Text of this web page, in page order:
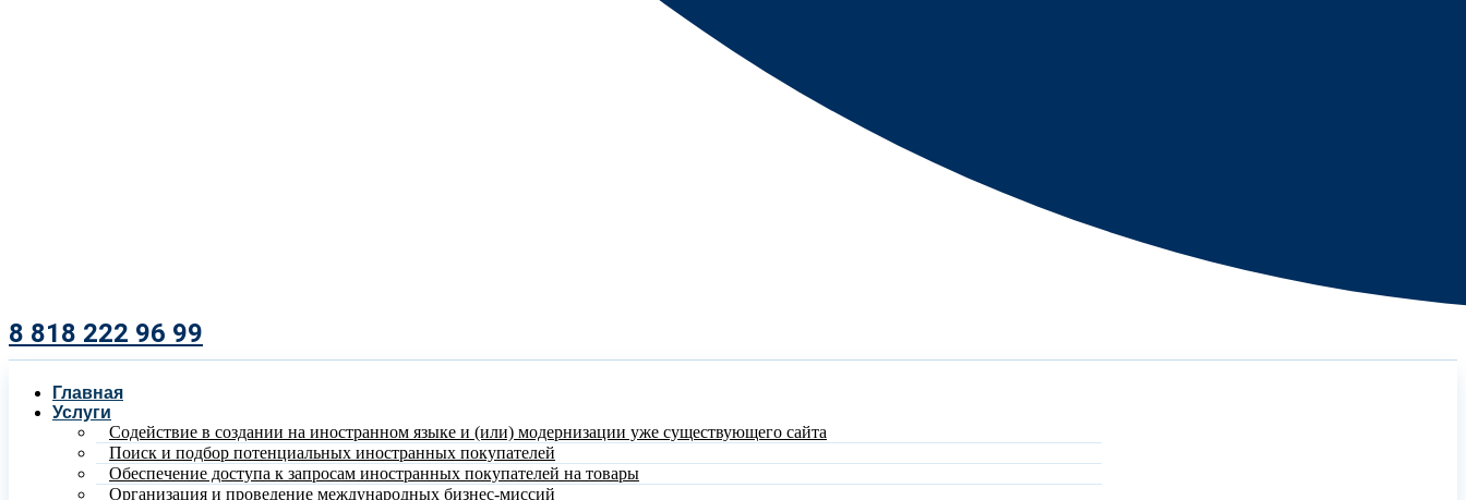
8 818 222 96 99​
Главная
Услуги
Содействие в создании на иностранном языке и (или) модернизации уже существующего сайта
Поиск и подбор потенциальных иностранных покупателей
Обеспечение доступа к запросам иностранных покупателей на товары
Организация и проведение международных бизнес-миссий